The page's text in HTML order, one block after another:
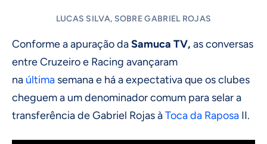
LUCAS SILVA, SOBRE GABRIEL ROJAS
Conforme a apuração daSamuca TV, as conversas
entre Cruzeiro e Racing avançaram
na última semana e há a expectativa que os clubes
cheguem a um denominador comum para selar a
transferência de Gabriel Rojas àToca da Raposa II.